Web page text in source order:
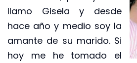
llamo Gisela y desde
hace año y medio soy la
amante de su marido. Si
hoy me he tomado el